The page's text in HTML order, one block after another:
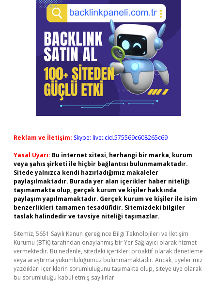
Reklam ve İletişim: Skype: live:.cid.575569c608265c69
Yasal Uyarı: Bu internet sitesi, herhangi bir marka, kurum
veya şahıs şirketi ile hiçbir bağlantısı bulunmamaktadır.
Sitede yalnızca kendi hazırladığımız makaleler
paylaşılmaktadır. Burada yer alan içerikler haber niteliği
taşımamakta olup, gerçek kurum ve kişiler hakkında
paylaşım yapılmamaktadır. Gerçek kurum ve kişiler ile isim
benzerlikleri tamamen tesadüfidir. Sitemizdeki bilgiler
taslak halindedir ve tavsiye niteliği taşımazlar.
Sitemiz, 5651 Sayılı Kanun gereğince Bilgi Teknolojileri ve İletişim
Kurumu (BTK) tarafından onaylanmış bir Yer Sağlayıcı olarak hizmet
vermektedir. Bu nedenle, sitedeki içerikleri proaktif olarak denetleme
veya araştırma yükümlülüğümüz bulunmamaktadır. Ancak, üyelerimiz
yazdıkları içeriklerin sorumluluğunu taşımakta olup, siteye üye olarak
bu sorumluluğu kabul etmiş sayılırlar.